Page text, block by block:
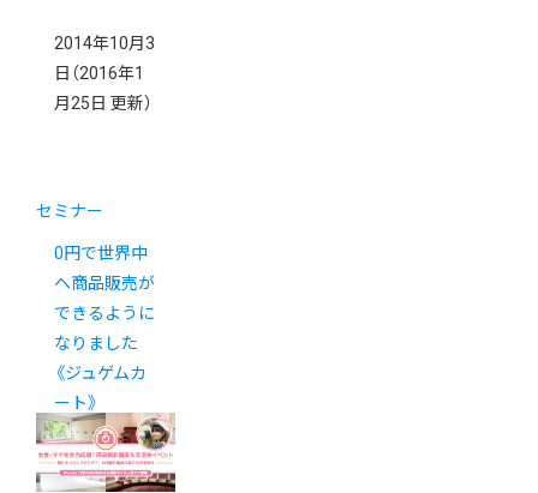
2014年10月3
日 （2016年1
月25日 更新）
セミナー
0円で世界中
へ商品販売が
できるように
なりました
《ジュゲムカ
ート》